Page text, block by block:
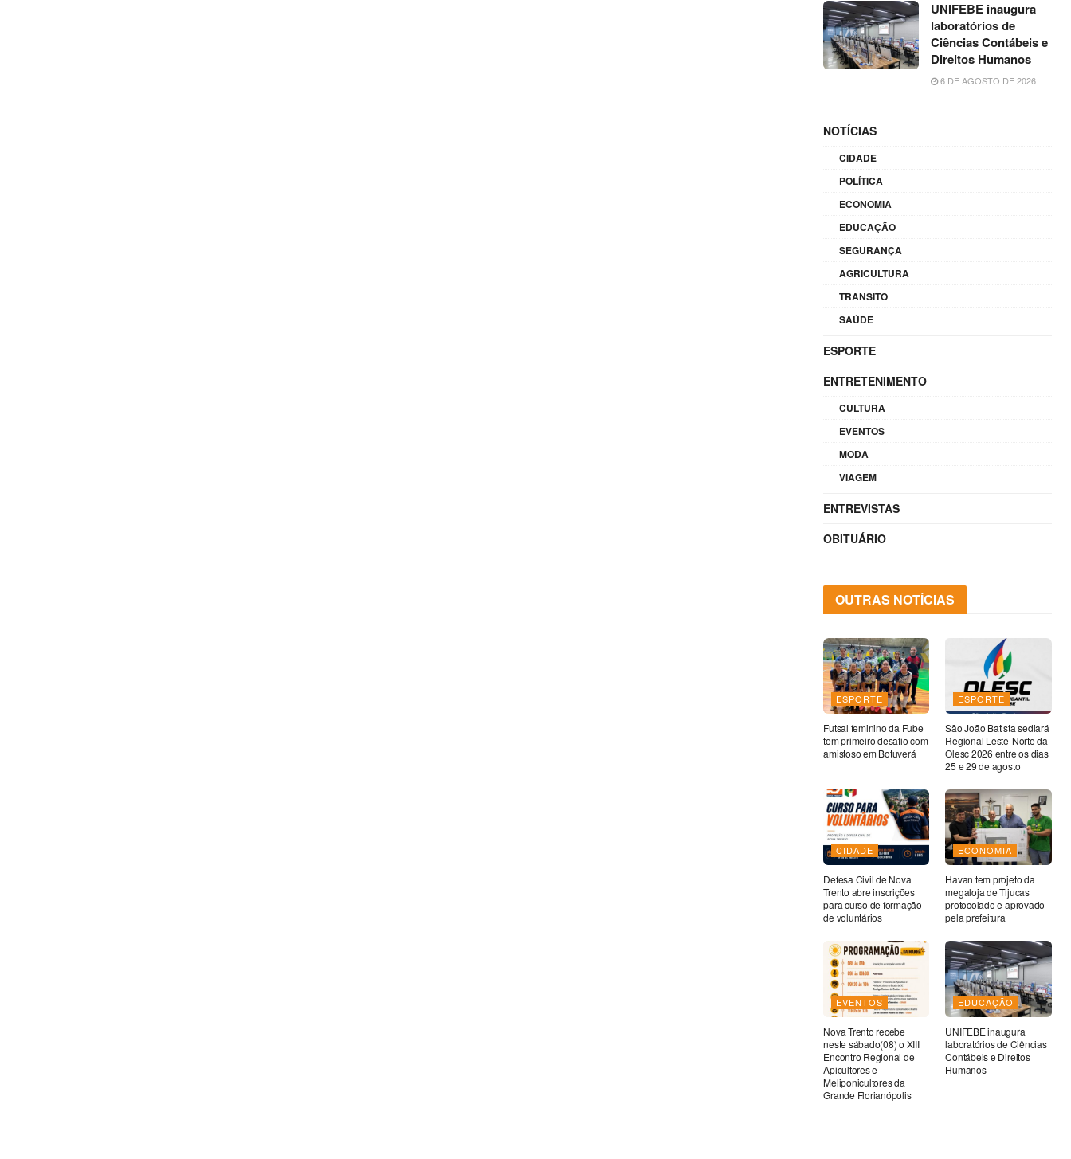
UNIFEBE inaugura
laboratórios de
Ciências Contábeis e
Direitos Humanos
6 DE AGOSTO DE 2026
NOTÍCIAS
CIDADE
POLÍTICA
ECONOMIA
EDUCAÇÃO
SEGURANÇA
AGRICULTURA
TRÂNSITO
SAÚDE
ESPORTE
ENTRETENIMENTO
CULTURA
EVENTOS
MODA
VIAGEM
ENTREVISTAS
OBITUÁRIO
OUTRAS NOTÍCIAS
ESPORTE
Futsal feminino da Fube
tem primeiro desafio com
amistoso em Botuverá
ESPORTE
São João Batista sediará
Regional Leste-Norte da
Olesc 2026 entre os dias
25 e 29 de agosto
CIDADE
Defesa Civil de Nova
Trento abre inscrições
para curso de formação
de voluntários
ECONOMIA
Havan tem projeto da
megaloja de Tijucas
protocolado e aprovado
pela prefeitura
EVENTOS
Nova Trento recebe
neste sábado(08) o XIII
Encontro Regional de
Apicultores e
Meliponicultores da
Grande Florianópolis
EDUCAÇÃO
UNIFEBE inaugura
laboratórios de Ciências
Contábeis e Direitos
Humanos